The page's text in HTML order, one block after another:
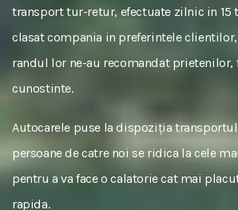
transport tur-retur, efectuate zilnic in 15
clasat compania in preferintele
randul lor ne-au recomandat
cunostinte.
Autocarele puse la dispoziția
persoane de catre noi se ridica la cele
pentru a va face o calatorie cat mai
rapida.